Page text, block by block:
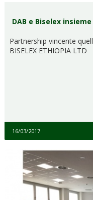
DAB e Biselex
Partnership vincente
BISELEX ETHIOPIA LTD
16/03/2017